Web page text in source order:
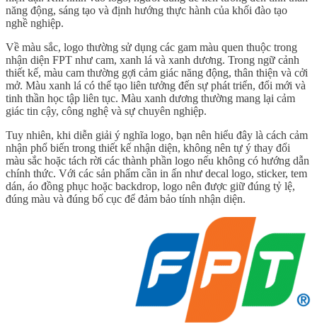
năng động, sáng tạo và định hướng thực hành của khối đào tạo
nghề nghiệp.
Về màu sắc, logo thường sử dụng các gam màu quen thuộc trong
nhận diện FPT như cam, xanh lá và xanh dương. Trong ngữ cảnh
thiết kế, màu cam thường gợi cảm giác năng động, thân thiện và cởi
mở. Màu xanh lá có thể tạo liên tưởng đến sự phát triển, đổi mới và
tinh thần học tập liên tục. Màu xanh dương thường mang lại cảm
giác tin cậy, công nghệ và sự chuyên nghiệp.
Tuy nhiên, khi diễn giải ý nghĩa logo, bạn nên hiểu đây là cách cảm
nhận phổ biến trong thiết kế nhận diện, không nên tự ý thay đổi
màu sắc hoặc tách rời các thành phần logo nếu không có hướng dẫn
chính thức. Với các sản phẩm cần in ấn như decal logo, sticker, tem
dán, áo đồng phục hoặc backdrop, logo nên được giữ đúng tỷ lệ,
đúng màu và đúng bố cục để đảm bảo tính nhận diện.